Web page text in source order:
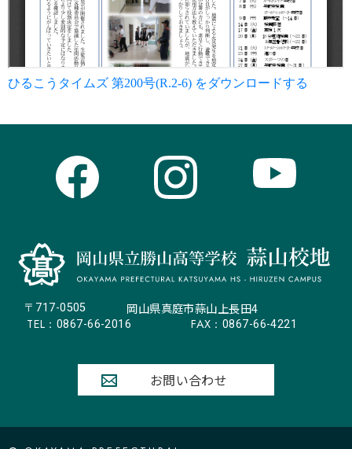
ひるこうタイムズ 第200号(R.2-6) をダウンロードする
〒717-0505 岡山県真庭市蒜山上長田4
TEL： 0867-66-2016 FAX： 0867-66-4221
お問い合わせ